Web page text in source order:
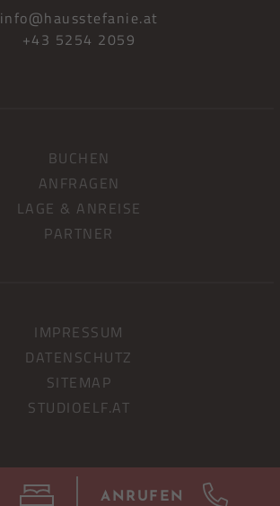
ANRUFEN
BUCHEN
ANFRAGEN
LAGE & ANREISE
PARTNER
info@hausstefanie.at
+43 5254 2059
IMPRESSUM
DATENSCHUTZ
SITEMAP
STUDIOELF.AT